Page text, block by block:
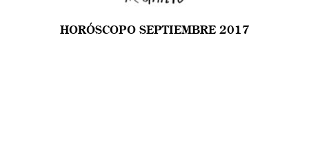
HORÓSCOPO SEPTIEMBRE 2017